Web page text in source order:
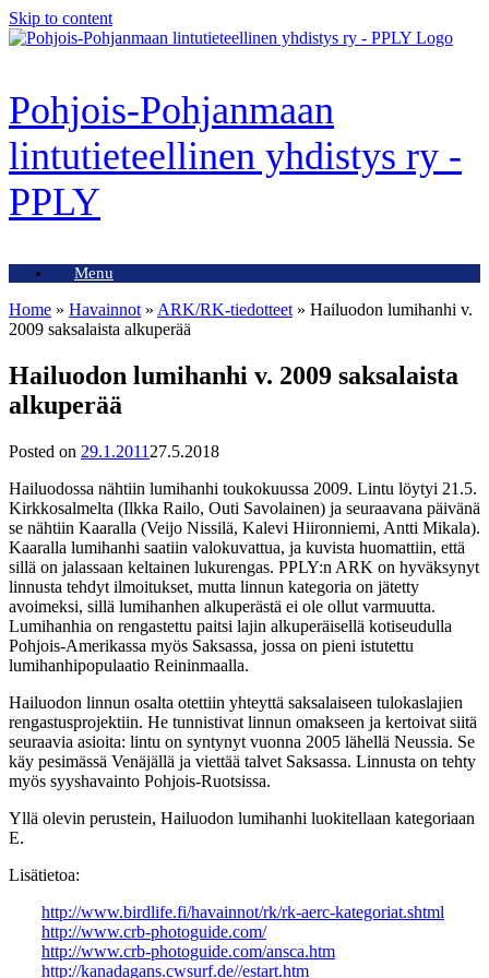
Skip to content
Pohjois-Pohjanmaan
lintutieteellinen yhdistys ry -
PPLY
Menu
Home » Havainnot » ARK/RK-tiedotteet » Hailuodon lumihanhi v.
2009 saksalaista alkuperää
Hailuodon lumihanhi v. 2009 saksalaista
alkuperää
Posted on 29.1.2011 27.5.2018
Hailuodossa nähtiin lumihanhi toukokuussa 2009. Lintu löytyi 21.5.
Kirkkosalmelta (Ilkka Railo, Outi Savolainen) ja seuraavana päivänä
se nähtiin Kaaralla (Veijo Nissilä, Kalevi Hiironniemi, Antti Mikala).
Kaaralla lumihanhi saatiin valokuvattua, ja kuvista huomattiin, että
sillä on jalassaan keltainen lukurengas. PPLY:n ARK on hyväksynyt
linnusta tehdyt ilmoitukset, mutta linnun kategoria on jätetty
avoimeksi, sillä lumihanhen alkuperästä ei ole ollut varmuutta.
Lumihanhia on rengastettu paitsi lajin alkuperäisellä kotiseudulla
Pohjois-Amerikassa myös Saksassa, jossa on pieni istutettu
lumihanhipopulaatio Reininmaalla.
Hailuodon linnun osalta otettiin yhteyttä saksalaiseen tulokaslajien
rengastusprojektiin. He tunnistivat linnun omakseen ja kertoivat siitä
seuraavia asioita: lintu on syntynyt vuonna 2005 lähellä Neussia. Se
käy pesimässä Venäjällä ja viettää talvet Saksassa. Linnusta on tehty
myös syyshavainto Pohjois-Ruotsissa.
Yllä olevin perustein, Hailuodon lumihanhi luokitellaan kategoriaan
E.
Lisätietoa:
http://www.birdlife.fi/havainnot/rk/rk-aerc-kategoriat.shtml
http://www.crb-photoguide.com/
http://www.crb-photoguide.com/ansca.htm
http://kanadagans.cwsurf.de//estart.htm